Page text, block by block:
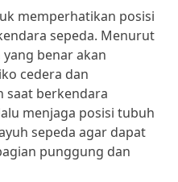
memperhatikan posisi
sepeda. Menurut
yang benar akan
cedera dan
saat berkendara
menjaga posisi tubuh
sepeda agar dapat
punggung dan